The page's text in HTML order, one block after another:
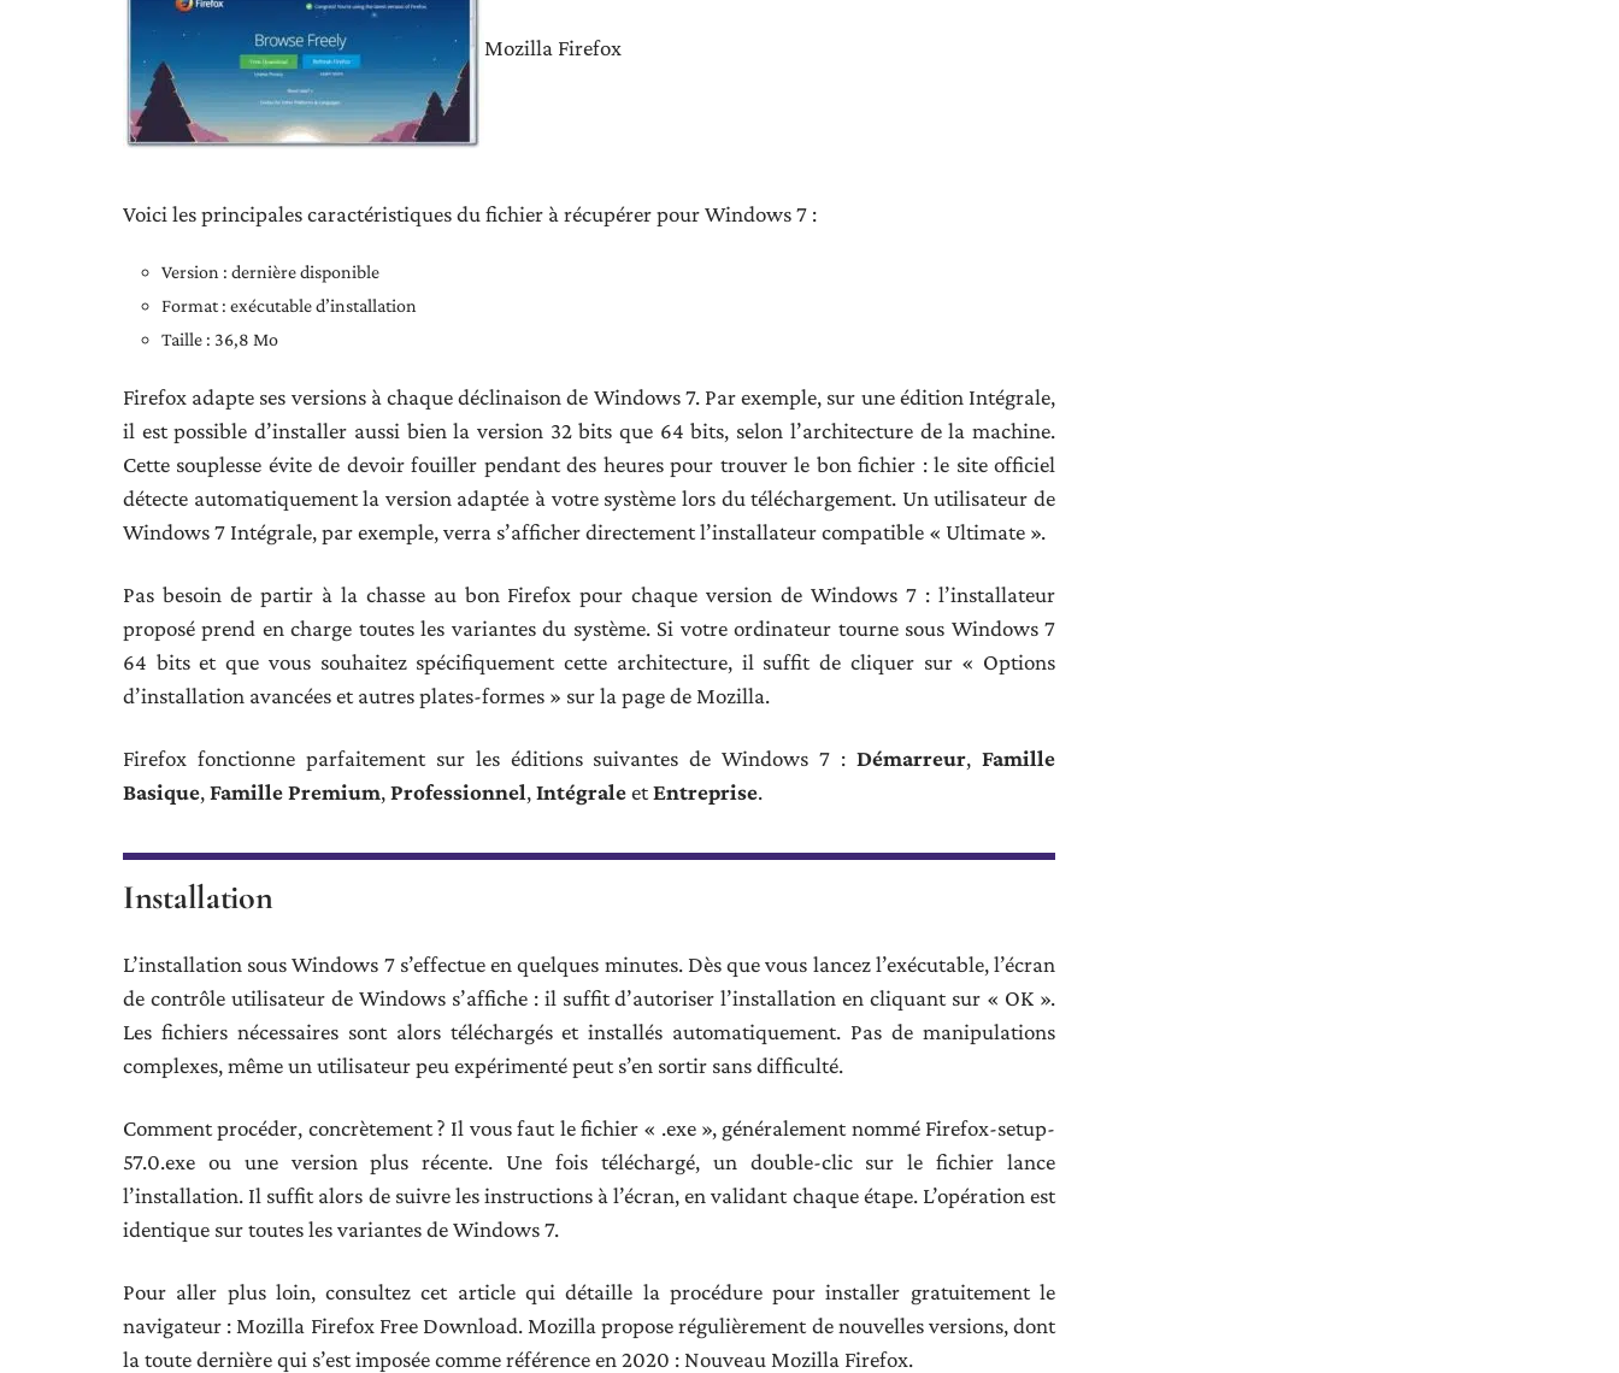
Mozilla Firefox
Voici les principales caractéristiques du fichier à récupérer pour Windows 7 :
Version : dernière disponible
Format : exécutable d’installation
Taille : 36,8 Mo
Firefox adapte ses versions à chaque déclinaison de Windows 7. Par exemple, sur une édition Intégrale,
il est possible d’installer aussi bien la version 32 bits que 64 bits, selon l’architecture de la machine.
Cette souplesse évite de devoir fouiller pendant des heures pour trouver le bon fichier : le site officiel
détecte automatiquement la version adaptée à votre système lors du téléchargement. Un utilisateur de
Windows 7 Intégrale, par exemple, verra s’afficher directement l’installateur compatible « Ultimate ».
Pas besoin de partir à la chasse au bon Firefox pour chaque version de Windows 7 : l’installateur
proposé prend en charge toutes les variantes du système. Si votre ordinateur tourne sous Windows 7
64 bits et que vous souhaitez spécifiquement cette architecture, il suffit de cliquer sur « Options
d’installation avancées et autres plates-formes » sur la page de Mozilla.
Firefox fonctionne parfaitement sur les éditions suivantes de Windows 7 :Démarreur,Famille
Basique,Famille Premium,Professionnel,IntégraleetEntreprise.
Installation
L’installation sous Windows 7 s’effectue en quelques minutes. Dès que vous lancez l’exécutable, l’écran
de contrôle utilisateur de Windows s’affiche : il suffit d’autoriser l’installation en cliquant sur « OK ».
Les fichiers nécessaires sont alors téléchargés et installés automatiquement. Pas de manipulations
complexes, même un utilisateur peu expérimenté peut s’en sortir sans difficulté.
Comment procéder, concrètement ? Il vous faut le fichier « .exe », généralement nommé Firefox-setup-
57.0.exe ou une version plus récente. Une fois téléchargé, un double-clic sur le fichier lance
l’installation. Il suffit alors de suivre les instructions à l’écran, en validant chaque étape. L’opération est
identique sur toutes les variantes de Windows 7.
Pour aller plus loin, consultez cet article qui détaille la procédure pour installer gratuitement le
navigateur : Mozilla Firefox Free Download. Mozilla propose régulièrement de nouvelles versions, dont
la toute dernière qui s’est imposée comme référence en 2020 : Nouveau Mozilla Firefox.